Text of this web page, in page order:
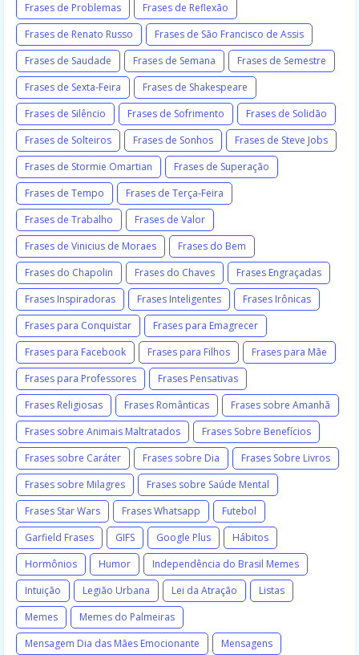
Frases de Problemas
Frases de Reflexão
Frases de Renato Russo
Frases de São Francisco de Assis
Frases de Saudade
Frases de Semana
Frases de Semestre
Frases de Sexta-Feira
Frases de Shakespeare
Frases de Silêncio
Frases de Sofrimento
Frases de Solidão
Frases de Solteiros
Frases de Sonhos
Frases de Steve Jobs
Frases de Stormie Omartian
Frases de Superação
Frases de Tempo
Frases de Terça-Feira
Frases de Trabalho
Frases de Valor
Frases de Vinicius de Moraes
Frases do Bem
Frases do Chapolin
Frases do Chaves
Frases Engraçadas
Frases Inspiradoras
Frases Inteligentes
Frases Irônicas
Frases para Conquistar
Frases para Emagrecer
Frases para Facebook
Frases para Filhos
Frases para Mãe
Frases para Professores
Frases Pensativas
Frases Religiosas
Frases Românticas
Frases sobre Amanhã
Frases sobre Animais Maltratados
Frases Sobre Benefícios
Frases sobre Caráter
Frases sobre Dia
Frases Sobre Livros
Frases sobre Milagres
Frases sobre Saúde Mental
Frases Star Wars
Frases Whatsapp
Futebol
Garfield Frases
GIFS Google Plus
Hábitos
Hormônios
Humor
Independência do Brasil Memes
Intuição
Legião Urbana Lei da Atração
Listas
Memes
Memes do Palmeiras
Mensagem Dia das Mães Emocionante
Mensagens